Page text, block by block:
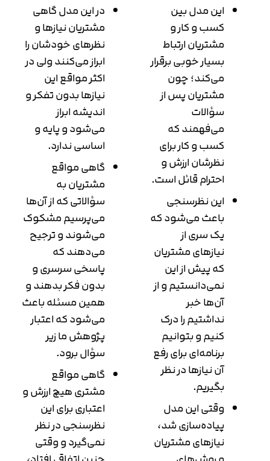
این مدل بین
کسب و کار و
مشتریان ارتباط
بسیار خوبی برقرار
می‌کند؛ چون
مشتریان پس از
سؤالات
می‌فهمند که
کسب و کار برای
نظرشان ارزش و
احترام قائل است.
این نظرسنجی
باعث می‌شود که
یک سری از
نیازهای مشتریان
که پیش از این
نمی‌دانستیم و از
آن‌ها خبر
نداشتیم را درک
کنیم و بتوانیم
برنامه‌ای برای رفع
آن‌ نیازها در نظر
بگیریم.
وقتی این مدل
پیاده‌سازی شد،
نیازهای مشتریان
در این مدل گاهی
مشتریان نیازها و
نظرهای خودشان را
ابراز می‌کنند ولی در
اکثر مواقع این
نیازها بدون تفکر و
اندیشه ابراز
می‌شود و پایه و
اساسی ندارد.
گاهی مواقع
مشتریان به
سؤالاتی که از آن‌ها
می‌پرسیم مشکوک
می‌شوند و ترجیح
می‌دهند که
پاسخی سرسری و
بدون فکر بدهند و
همین مسئله باعث
می‌شود که اعتبار
پژوهش ما زیر
سؤال برود.
گاهی مواقع
مشتری هیچ ارزش و
اعتباری برای این
نظرسنجی در نظر
نمی‌گیرد و وقتی